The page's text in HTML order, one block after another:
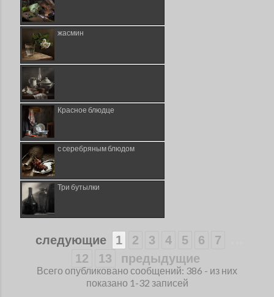
жасмин
Красное блюдце
с серебряным блюдом
Три бутылки
следующие 1 2 3 4 5 6 7
12 13 предыдущие
Всего опубликовано сообщений: 386 - из них
показано 1-32 записей